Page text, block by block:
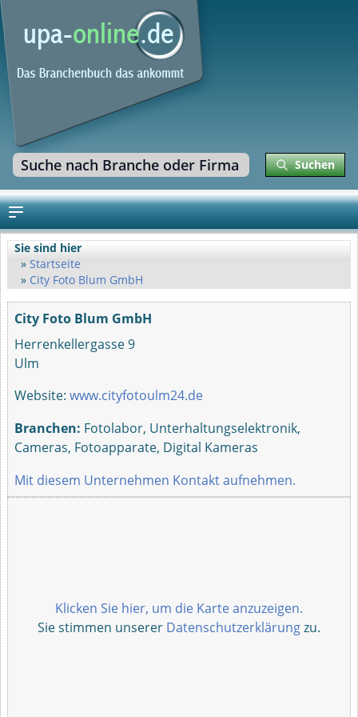
Suchen
Sie sind hier
Startseite
City Foto Blum GmbH
City Foto Blum GmbH
Herrenkellergasse 9
Ulm
Website: www.cityfotoulm24.de
Branchen: Fotolabor, Unterhaltungselektronik,
Cameras, Fotoapparate, Digital Kameras
Mit diesem Unternehmen Kontakt aufnehmen.
Klicken Sie hier, um die Karte anzuzeigen.
Sie stimmen unserer Datenschutzerklärungzu.